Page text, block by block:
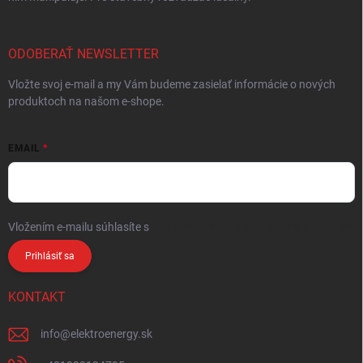
ODOBERAŤ NEWSLETTER
Vložte svoj e-mail a my Vám budeme zasielať informácie o nových
produktoch na našom e-shope.
EMAIL
Vložením e-mailu súhlasíte s
Prihlásiť sa
KONTAKT
info@elektroenergy.sk